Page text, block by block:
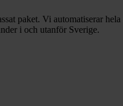
paket. Vi automatiserar
i och utanför Sverige.